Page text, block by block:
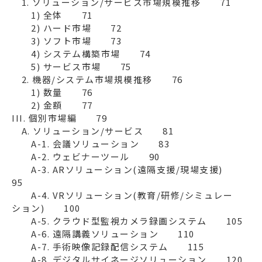
1) 全体　　71
2) ハード市場　　72
3) ソフト市場　　73
4) システム構築市場　　74
5) サービス市場　　75
2. 機器/システム市場規模推移　　76
1) 数量　　76
2) 金額　　77
III. 個別市場編　　79
A. ソリューション/サービス　　81
A-1. 会議ソリューション　　83
A-2. ウェビナーツール　　90
A-3. ARソリューション(遠隔支援/現場支援)
95
A-4. VRソリューション(教育/研修/シミュレー
ション)　　100
A-5. クラウド型監視カメラ録画システム　　105
A-6. 遠隔講義ソリューション　　110
A-7. 手術映像記録配信システム　　115
A-8. デジタルサイネージソリューション　　120